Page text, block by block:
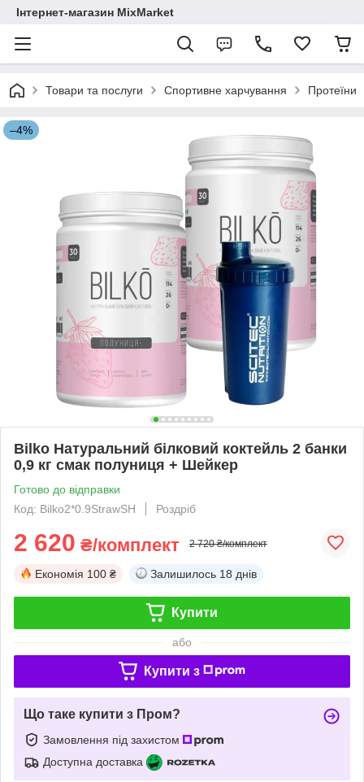
Інтернет-магазин MixMarket
Товари та послуги Спортивне харчування Протеїни
–4%
Bilko Натуральний білковий коктейль 2 банки
0,9 кг смак полуниця + Шейкер
Готово до відправки
Код: Bilko2*0.9StrawSH
Роздріб
2 620 ₴/комплект 2 720 ₴/комплект
Економія 100 ₴ Залишилось 18 днів
Купити
або
Купити з
Що таке купити з Пром?
Замовлення під захистом
Доступна доставка